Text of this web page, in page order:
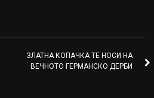
ЗЛАТНА КОПАЧКА ТЕ НОСИ НА
ВЕЧНОТО ГЕРМАНСКО ДЕРБИ